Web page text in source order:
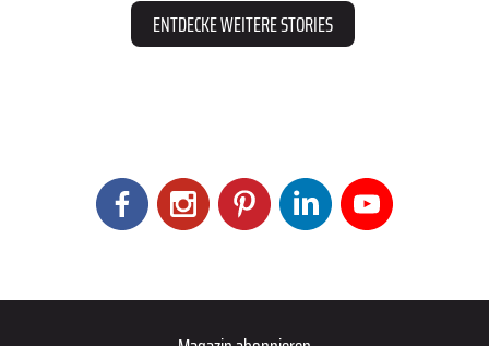
ENTDECKE WEITERE STORIES